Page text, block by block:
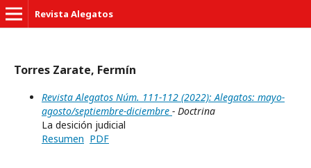
Revista Alegatos
Torres Zarate, Fermín
Revista Alegatos Núm. 111-112 (2022): Alegatos: mayo-
agosto/septiembre-diciembre - Doctrina
La desición judicial
Resumen PDF